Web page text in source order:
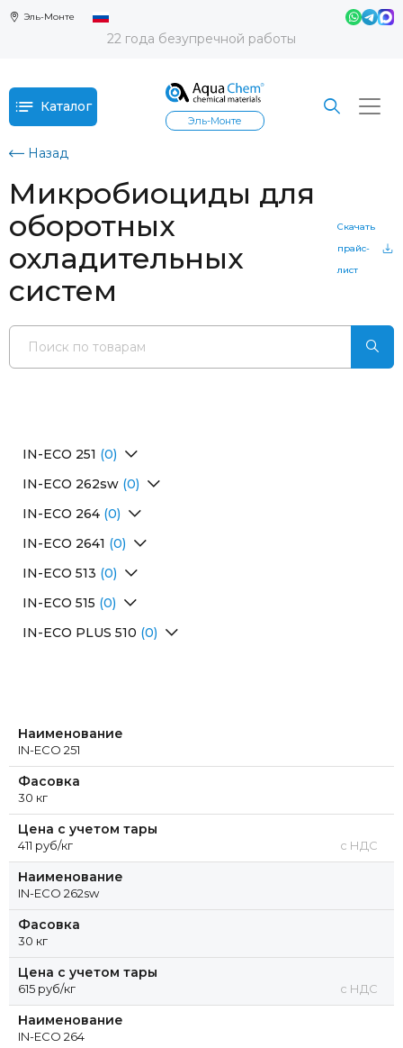
Эль-Монте
22 года безупречной работы
Каталог
Эль-Монте
Назад
Микробиоциды для
оборотных
охладительных
систем
Скачать
прайс-
лист
IN-ECO 251 (0)
IN-ECO 262sw (0)
IN-ECO 264 (0)
IN-ECO 2641 (0)
IN-ECO 513 (0)
IN-ECO 515 (0)
IN-ECO PLUS 510 (0)
Наименование
IN-ECO 251
Фасовка
30 кг
Цена с учетом тары
411 руб/кг с НДС
Наименование
IN-ECO 262sw
Фасовка
30 кг
Цена с учетом тары
615 руб/кг с НДС
Наименование
IN-ECO 264